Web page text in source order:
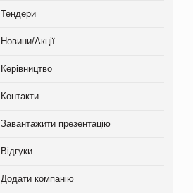
Тендери
Новини/Акції
Керівництво
Контакти
Завантажити презентацію
Відгуки
Додати компанію